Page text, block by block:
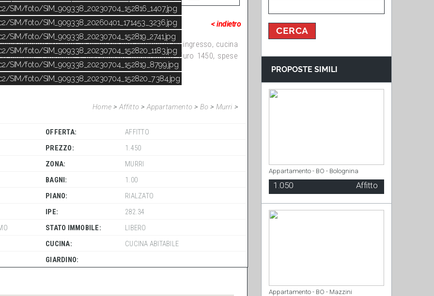
appartamento arredato, al piano rialzato composto da ingresso, cucina
ciclabile. L'immobile è parzialmente condizionato. Euro 1450, spese
Home>Affitto>Appartamento> Bo> Murri >
OFFERTA:
AFFITTO
PREZZO:
1.450
ZONA:
MURRI
BAGNI:
1.00
PIANO:
RIALZATO
IPE:
282.34
STATO IMMOBILE:
LIBERO
CUCINA:
CUCINA ABITABILE
GIARDINO:
< indietro
Appartamento - BO - Bolognina
1.050 Affitto
Appartamento - BO - Mazzini
foto/SIM_909338_20230704_152816_1407.jpg
foto/SIM_909338_20260401_171453_3236.jpg
foto/SIM_909338_20230704_152819_2741.jpg
foto/SIM_909338_20230704_152820_1183.jpg
foto/SIM_909338_20230704_152819_8799.jpg
foto/SIM_909338_20230704_152820_7384.jpg